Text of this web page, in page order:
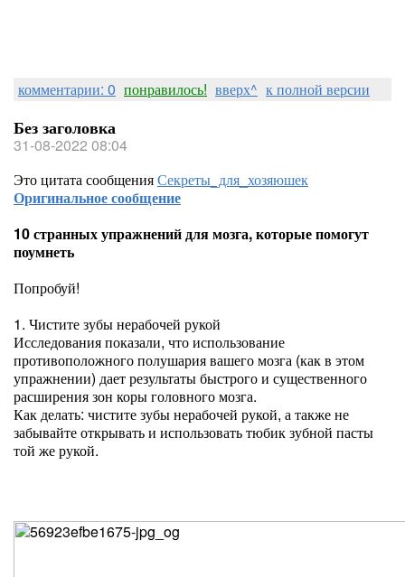
комментарии: 0 понравилось! вверх^ к полной версии
Без заголовка
31-08-2022 08:04
Это цитата сообщенияСекреты_для_хозяюшек
Оригинальное сообщение
10 странных упражнений для мозга, которые помогут
поумнеть
Попробуй!
1. Чистите зубы нерабочей рукой
Исследования показали, что использование
противоположного полушария вашего мозга (как в этом
упражнении) дает результаты быстрого и существенного
расширения зон коры головного мозга.
Как делать: чистите зубы нерабочей рукой, а также не
забывайте открывать и использовать тюбик зубной пасты
той же рукой.